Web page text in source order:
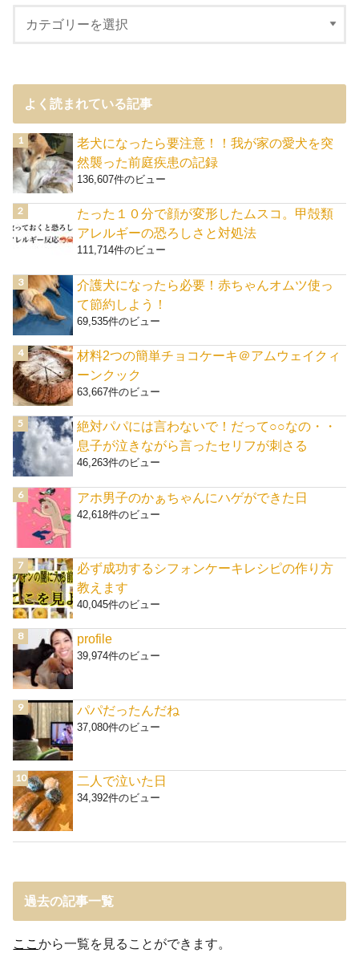
よく読まれている記事
老犬になったら要注意！！我が家の愛犬を突
然襲った前庭疾患の記録
136,607件のビュー
たった１０分で顔が変形したムスコ。甲殻類
アレルギーの恐ろしさと対処法
111,714件のビュー
介護犬になったら必要！赤ちゃんオムツ使っ
て節約しよう！
69,535件のビュー
材料2つの簡単チョコケーキ＠アムウェイクィ
ーンクック
63,667件のビュー
絶対パパには言わないで！だって○○なの・・
息子が泣きながら言ったセリフが刺さる
46,263件のビュー
アホ男子のかぁちゃんにハゲができた日
42,618件のビュー
必ず成功するシフォンケーキレシピの作り方
教えます
40,045件のビュー
profile
39,974件のビュー
パパだったんだね
37,080件のビュー
二人で泣いた日
34,392件のビュー
過去の記事一覧
ここから一覧を見ることができます。